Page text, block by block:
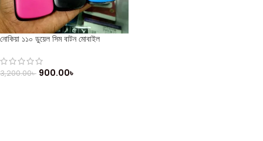
নোকিয়া ১১০ ডুয়েল সিম বাটন মোবাইল
3,200.00৳ 900.00৳